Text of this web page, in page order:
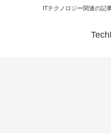
ITテクノロジー関連の記